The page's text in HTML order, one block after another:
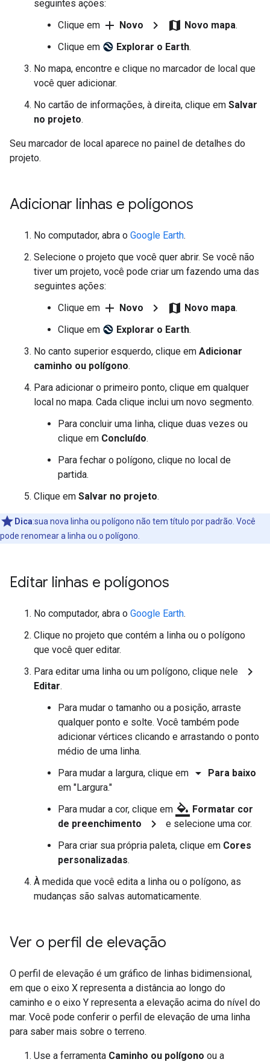
seguintes ações:
Clique em add Novo chevron_right map Novo mapa.
Clique em
Explorar o Earth.
No mapa, encontre e clique no marcador de local que
você quer adicionar.
No cartão de informações, à direita, clique em Salvar
no projeto.
Seu marcador de local aparece no painel de detalhes do
projeto.
Adicionar linhas e polígonos
No computador, abra o Google Earth.
Selecione o projeto que você quer abrir. Se você não
tiver um projeto, você pode criar um fazendo uma das
seguintes ações:
Clique em add Novo chevron_right map Novo mapa.
Clique em
Explorar o Earth.
No canto superior esquerdo, clique em Adicionar
caminho ou polígono.
Para adicionar o primeiro ponto, clique em qualquer
local no mapa. Cada clique inclui um novo segmento.
Para concluir uma linha, clique duas vezes ou
clique em Concluído.
Para fechar o polígono, clique no local de
partida.
Clique em Salvar no projeto.
Dica:sua nova linha ou polígono não tem título por padrão. Você
pode renomear a linha ou o polígono.
Editar linhas e polígonos
No computador, abra o Google Earth.
Clique no projeto que contém a linha ou o polígono
que você quer editar.
Para editar uma linha ou um polígono, clique nele
chevron_right
Editar.
Para mudar o tamanho ou a posição, arraste
qualquer ponto e solte. Você também pode
adicionar vértices clicando e arrastando o ponto
médio de uma linha.
Para mudar a largura, clique em arrow_drop_down
Para baixo
em "Largura."
Para mudar a cor, clique em format_color_fill Formatar cor
de preenchimento
chevron_right
e selecione uma cor.
Para criar sua própria paleta, clique em Cores
personalizadas.
À medida que você edita a linha ou o polígono, as
mudanças são salvas automaticamente.
Ver o perfil de elevação
O perfil de elevação é um gráfico de linhas bidimensional,
em que o eixo X representa a distância ao longo do
caminho e o eixo Y representa a elevação acima do nível do
mar. Você pode conferir o perfil de elevação de uma linha
para saber mais sobre o terreno.
Use a ferramenta Caminho ou polígono ou a